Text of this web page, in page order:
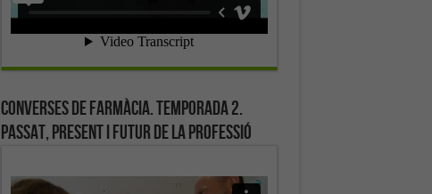
Converses de farmàcia. Temporada 2.
Passat, present i futur de la professió